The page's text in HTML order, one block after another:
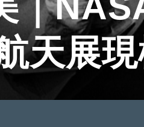
天展